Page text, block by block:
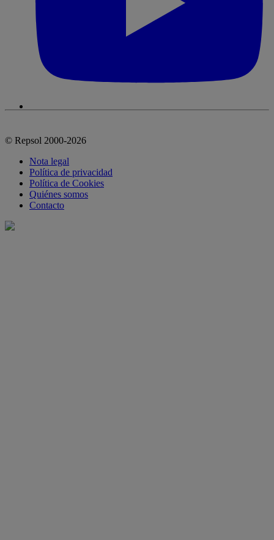
© Repsol 2000-2026
Nota legal
Política de privacidad
Política de Cookies
Quiénes somos
Contacto